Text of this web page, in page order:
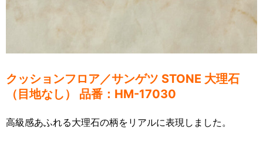
クッションフロア／サンゲツ STONE 大理石
（目地なし） 品番：HM-17030
高級感あふれる大理石の柄をリアルに表現しました。